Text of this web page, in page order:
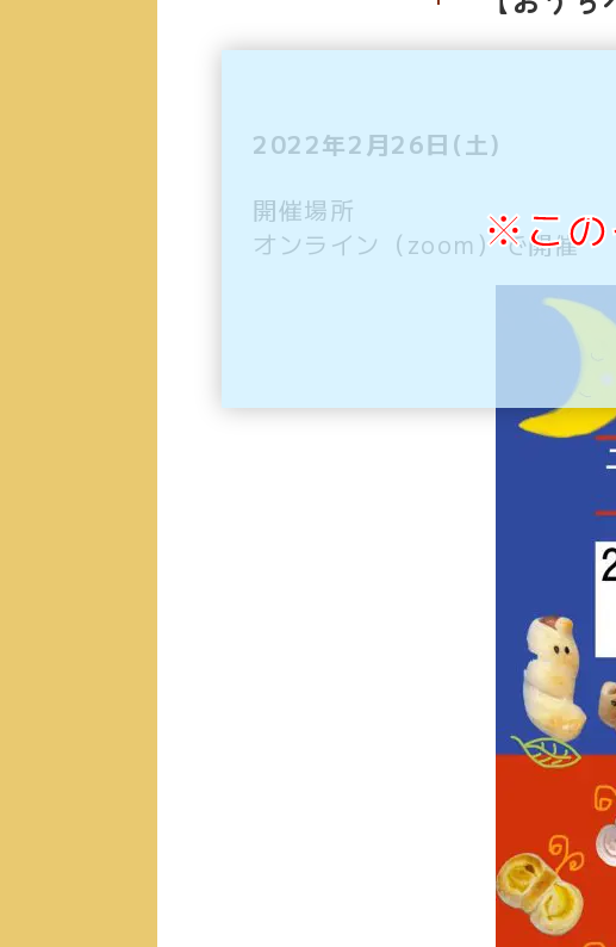
2022年2月26日(土)
開催場所
オンライン（zoom）で開催
※この